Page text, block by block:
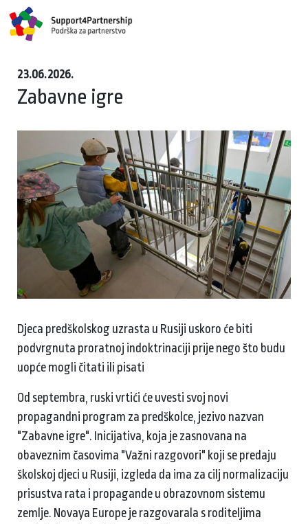
23.06.2026.
Zabavne igre
Djeca predškolskog uzrasta u Rusiji uskoro će biti
podvrgnuta proratnoj indoktrinaciji prije nego što budu
uopće mogli čitati ili pisati
Od septembra, ruski vrtići će uvesti svoj novi
propagandni program za predškolce, jezivo nazvan
"Zabavne igre". Inicijativa, koja je zasnovana na
obaveznim časovima "Važni razgovori" koji se predaju
školskoj djeci u Rusiji, izgleda da ima za cilj normalizaciju
prisustva rata i propagande u obrazovnom sistemu
zemlje. Novaya Europe je razgovarala s roditeljima